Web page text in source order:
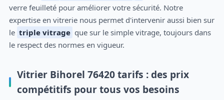
verre feuilleté pour améliorer votre sécurité. Notre
expertise en vitrerie nous permet d'intervenir aussi bien sur
le triple vitrage que sur le simple vitrage, toujours dans
le respect des normes en vigueur.
Vitrier Bihorel 76420 tarifs : des prix
compétitifs pour tous vos besoins